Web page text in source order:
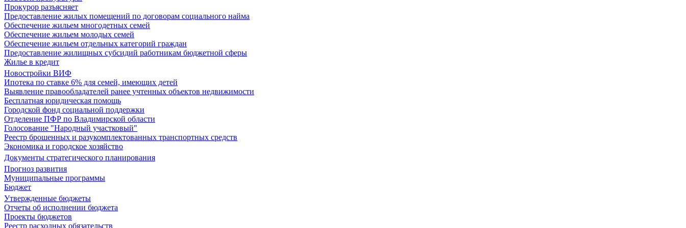
Прокурор разъясняет
Предоставление жилых помещений по договорам социального найма
Обеспечение жильем многодетных семей
Обеспечение жильем молодых семей
Обеспечение жильем отдельных категорий граждан
Предоставление жилищных субсидий работникам бюджетной сферы
Жилье в кредит
Новостройки ВИФ
Ипотека по ставке 6% для семей, имеющих детей
Выявление правообладателей ранее учтенных объектов недвижимости
Бесплатная юридическая помощь
Городской фонд социальной поддержки
Отделение ПФР по Владимирской области
Голосование "Народный участковый"
Реестр брошенных и разукомплектованных транспортных средств
Экономика и городское хозяйство
Документы стратегического планирования
Прогноз развития
Муниципальные программы
Бюджет
Утвержденные бюджеты
Отчеты об исполнении бюджета
Проекты бюджетов
Реестр расходных обязательств